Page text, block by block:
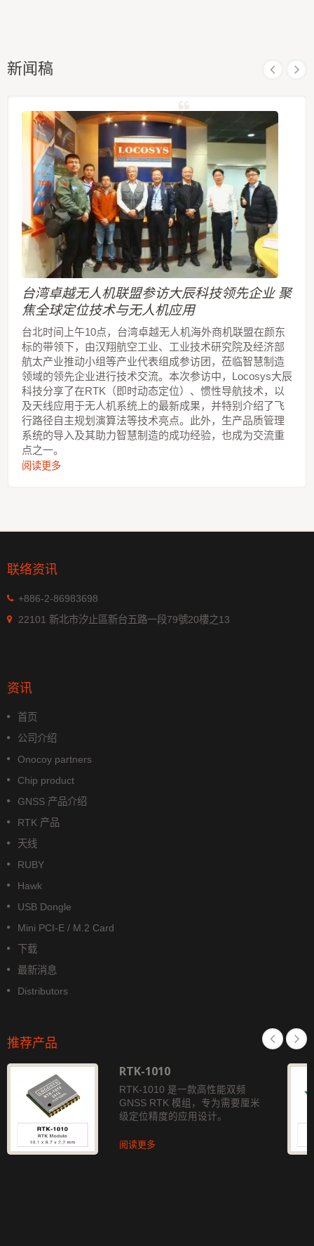
新闻稿
台湾卓越无人机联盟参访大辰科技领先企业 聚
焦全球定位技术与无人机应用
台北时间上午10点，台湾卓越无人机海外商机联盟在颜东
标的带领下，由汉翔航空工业、工业技术研究院及经济部
航太产业推动小组等产业代表组成参访团，莅临智慧制造
领域的领先企业进行技术交流。本次参访中，Locosys大辰
科技分享了在RTK（即时动态定位）、惯性导航技术，以
及天线应用于无人机系统上的最新成果，并特别介绍了飞
行路径自主规划演算法等技术亮点。此外，生产品质管理
系统的导入及其助力智慧制造的成功经验，也成为交流重
点之一。
阅读更多
联络资讯
+886-2-86983698
22101 新北市汐止區新台五路一段79號20樓之13
资讯
首页
公司介绍
Onocoy partners
Chip product
GNSS 产品介绍
RTK 产品
天线
RUBY
Hawk
USB Dongle
Mini PCI-E / M.2 Card
下载
最新消息
Distributors
推荐产品
RTK-1010
RTK-1010 是一款高性能双频
GNSS RTK 模组，专为需要厘米
级定位精度的应用设计。
阅读更多